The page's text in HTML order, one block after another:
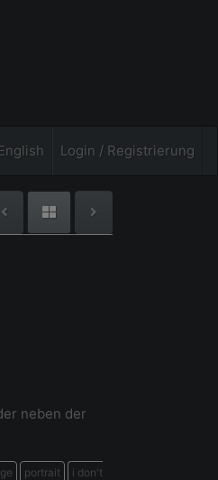
Login / Registrierung
neben der
portrait i don't